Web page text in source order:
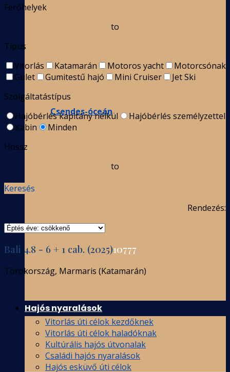
Csendes-óceán
Hajós nyaralások
Vitorlás úti célok kezdőknek
Vitorlás úti célok haladóknak
Kultúrális hajós útvonalak
Családi hajós nyaralások
Hajós esküvő úti célok
Férőhelyek
to
Típus
Vitorlás
Katamarán Motoros yacht
Motorcsónak
Gulet
Gumitestű hajó Mini Cruiser
Jet Ski
Szolgáltatástípus
Hajóbérlés kapitány nélkül
Hajóbérlés személyzettel
Kabin
Minden
Hossz
to
Keresés
Rendezés:
Bali 4.8 - 6 + 1 cab. (2025)10777
Törökország, Marmaris (Katamarán)